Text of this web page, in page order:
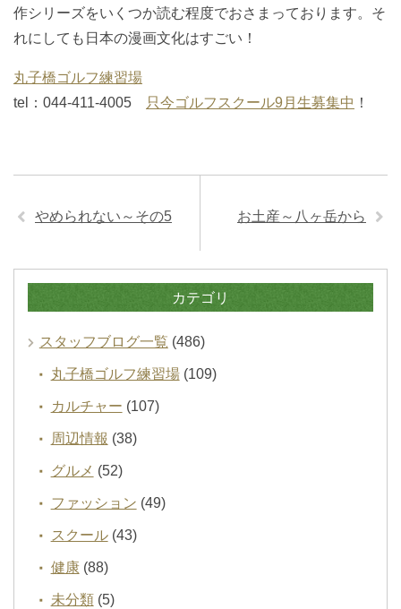
作シリーズをいくつか読む程度でおさまっております。そ
れにしても日本の漫画文化はすごい！
丸子橋ゴルフ練習場
tel：044-411-4005
只今ゴルフスクール9月生募集中 ！
やめられない～その5 お土産～八ヶ岳から
カテゴリ
スタッフブログ一覧 (486)
丸子橋ゴルフ練習場(109)
カルチャー (107)
周辺情報 (38)
グルメ (52)
ファッション (49)
スクール(43)
健康(88)
未分類(5)